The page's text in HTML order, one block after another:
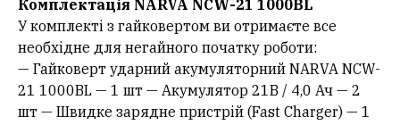
Комплектація NARVA NCW-21 1000BL
У комплекті з гайковертом ви отримаєте все
необхідне для негайного початку роботи:
— Гайковерт ударний акумуляторний NARVA NCW-
21 1000BL — 1 шт — Акумулятор 21В / 4,0 Ач — 2
шт — Швидке зарядне пристрій (Fast Charger) — 1